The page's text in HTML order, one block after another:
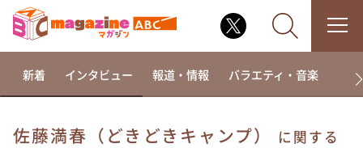
新着 インタビュー 報道・情報 バラエティ・音楽 ド
佐藤満春（どきどきキャンプ）
に関する